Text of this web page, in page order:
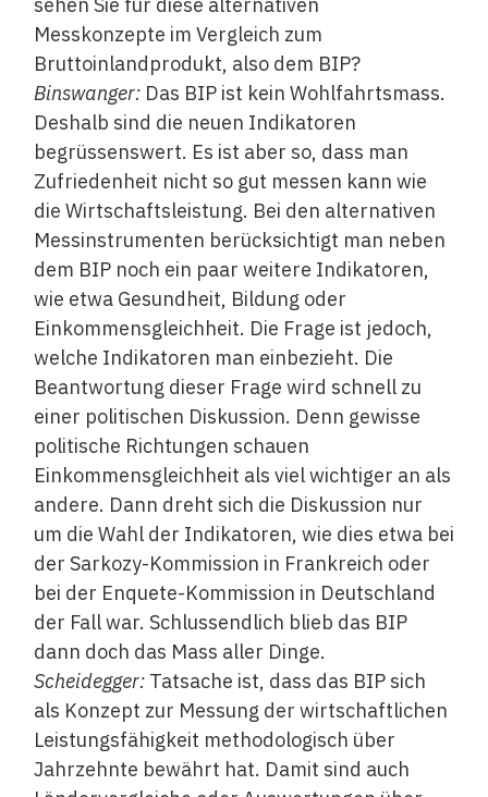
sehen Sie für diese alternativen
Messkonzepte im Vergleich zum
Bruttoinlandprodukt, also dem BIP?
Binswanger:Das BIP ist kein Wohlfahrtsmass.
Deshalb sind die neuen Indikatoren
begrüssenswert. Es ist aber so, dass man
Zufriedenheit nicht so gut messen kann wie
die Wirtschaftsleistung. Bei den alternativen
Messinstrumenten berücksichtigt man neben
dem BIP noch ein paar weitere Indikatoren,
wie etwa Gesundheit, Bildung oder
Einkommensgleichheit. Die Frage ist jedoch,
welche Indikatoren man einbezieht. Die
Beantwortung dieser Frage wird schnell zu
einer politischen Diskussion. Denn gewisse
politische Richtungen schauen
Einkommensgleichheit als viel wichtiger an als
andere. Dann dreht sich die Diskussion nur
um die Wahl der Indikatoren, wie dies etwa bei
der Sarkozy-Kommission in Frankreich oder
bei der Enquete-Kommission in Deutschland
der Fall war. Schlussendlich blieb das BIP
dann doch das Mass aller Dinge.
Scheidegger:Tatsache ist, dass das BIP sich
als Konzept zur Messung der wirtschaftlichen
Leistungsfähigkeit methodologisch über
Jahrzehnte bewährt hat. Damit sind auch